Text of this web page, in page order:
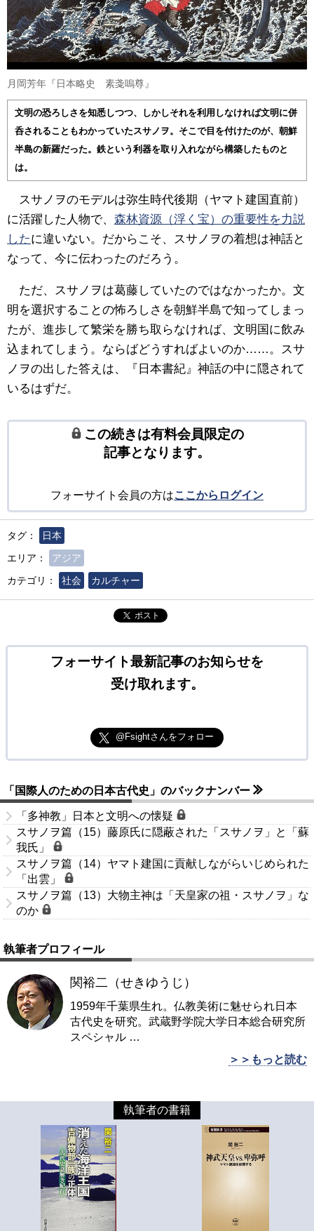
月岡芳年『日本略史 素戔嗚尊』
文明の恐ろしさを知悉しつつ、しかしそれを利用しなければ文明に併
呑されることもわかっていたスサノヲ。そこで目を付けたのが、朝鮮
半島の新羅だった。鉄という利器を取り入れながら構築したものと
は。
スサノヲのモデルは弥生時代後期（ヤマト建国直前）
に活躍した人物で、 森林資源（浮く宝）の重要性を力説
したに違いない。だからこそ、スサノヲの着想は神話と
なって、今に伝わったのだろう。
ただ、スサノヲは葛藤していたのではなかったか。文
明を選択することの怖ろしさを朝鮮半島で知ってしまっ
たが、進歩して繁栄を勝ち取らなければ、文明国に飲み
込まれてしまう。ならばどうすればよいのか……。スサ
ノヲの出した答えは、『日本書紀』神話の中に隠されて
いるはずだ。
この続きは有料会員限定の
記事となります。
フォーサイト会員の方はここからログイン
タグ：
日本
エリア：
アジア
カテゴリ：
社会 カルチャー
ポスト
フォーサイト最新記事のお知らせを
受け取れます。
@Fsightさんをフォロー
「国際人のための日本古代史」のバックナンバー
「多神教」日本と文明への懐疑
スサノヲ篇（15）藤原氏に隠蔽された「スサノヲ」と「蘇
我氏」
スサノヲ篇（14）ヤマト建国に貢献しながらいじめられた
「出雲」
スサノヲ篇（13）大物主神は「天皇家の祖・スサノヲ」な
のか
執筆者プロフィール
関裕二（せきゆうじ）
1959年千葉県生れ。仏教美術に魅せられ日本
古代史を研究。武蔵野学院大学日本総合研究所
スペシャル …
＞＞もっと読む
執筆者の書籍